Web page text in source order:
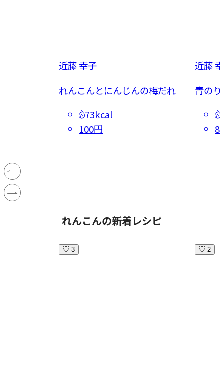
近藤 幸子
れんこんとにんじんの梅だれ
73kcal
100円
近藤
青の
れんこんの新着レシピ
3 2